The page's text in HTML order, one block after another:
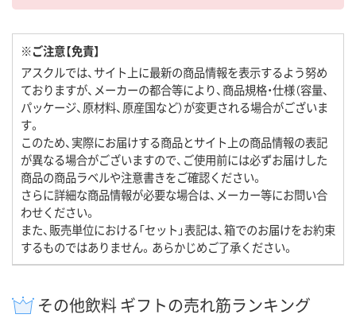
※ご注意【免責】
アスクルでは、サイト上に最新の商品情報を表示するよう努め
ておりますが、メーカーの都合等により、商品規格・仕様（容量、
パッケージ、原材料、原産国など）が変更される場合がございま
す。
このため、実際にお届けする商品とサイト上の商品情報の表記
が異なる場合がございますので、ご使用前には必ずお届けした
商品の商品ラベルや注意書きをご確認ください。
さらに詳細な商品情報が必要な場合は、メーカー等にお問い合
わせください。
また、販売単位における「セット」表記は、箱でのお届けをお約束
するものではありません。あらかじめご了承ください。
その他飲料 ギフトの売れ筋ランキング